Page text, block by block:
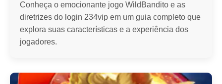
Conheça o emocionante jogo WildBandito e as
diretrizes do login 234vip em um guia completo que
explora suas características e a experiência dos
jogadores.